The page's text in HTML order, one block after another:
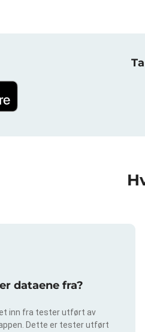
dataene fra?
inn fra tester utført av
Dette er tester utført